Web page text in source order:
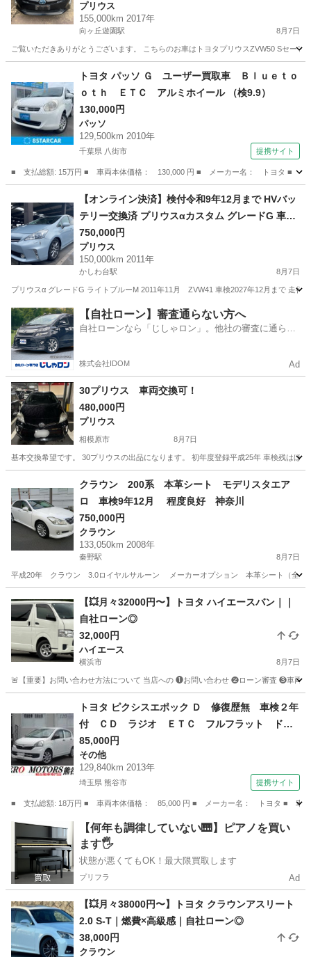
プリウス
155,000km 2017年
向ヶ丘遊園駅 8月7日
ご覧いただきありがとうございます。 こちらのお車はトヨタプリウスZVW50 Sセー
向ヶ丘遊園駅 プリウス 50系
トヨタ パッソ Ｇ ユーザー買取車 Ｂｌｕｅｔｏ
ｏｔｈ ＥＴＣ アルミホイール （検9.9）
130,000円
パッソ
129,500km 2010年
千葉県 八街市 提携サイト
■ 支払総額: 15万円 ■ 車両本体価格： 130,000 円 ■ メーカー名： トヨタ ■
パッソ
【オンライン決済】検付令和9年12月まで HVバッ
テリー交換済 プリウスαカスタム グレードG 車高
調TRDマフラー神奈川
750,000円
プリウス
150,000km 2011年
かしわ台駅 8月7日
プリウスα グレードG ライトブルーM 2011年11月 ZVW41 車検2027年12月まで 走行
神奈川 海老名市 かしわ台駅 プリウス プリウスα
【自社ローン】審査通らない方へ
自社ローンなら「じしゃロン」。他社の審査に通らな
株式会社IDOM Ad
30プリウス 車両交換可！
480,000円
プリウス
相模原市 8月7日
基本交換希望です。 30プリウスの出品になります。 初年度登録平成25年 車検残はほ
相模原市 プリウス
クラウン 200系 本革シート モデリスタエア
ロ 車検9年12月 程度良好 神奈川
750,000円
クラウン
133,050km 2008年
秦野駅 8月7日
平成20年 クラウン 3.0ロイヤルサルーン メーカーオプション 本革シート（全席パ
秦野駅 クラウン
【💥月々32000円〜】トヨタ ハイエースバン｜｜
自社ローン◎
32,000円
ハイエース
横浜市 8月7日
🚨【重要】お問い合わせ方法について 当店への ❶お問い合わせ ❷ローン審査 ❸車両
ハイエース 車両
トヨタ ピクシスエポック Ｄ 修復歴無 車検２年
付 ＣＤ ラジオ ＥＴＣ フルフラット ドア
バイザー ライトレベライザー アルミホイー
ル ＡＢＳ タイミングチェーン式 フロアマッ
ト エアバッグ （なし）
85,000円
その他
129,840km 2013年
埼玉県 熊谷市 提携サイト
■ 支払総額: 18万円 ■ 車両本体価格： 85,000 円 ■ メーカー名： トヨタ ■
埼玉 熊谷市 その他
【何年も調律していない🎹】ピアノを買い
ます🖐️
状態が悪くてもOK！最大限買取します
プリフラ Ad
【💥月々38000円〜】トヨタ クラウンアスリート
2.0 S-T｜燃費×高級感｜自社ローン◎
38,000円
クラウン